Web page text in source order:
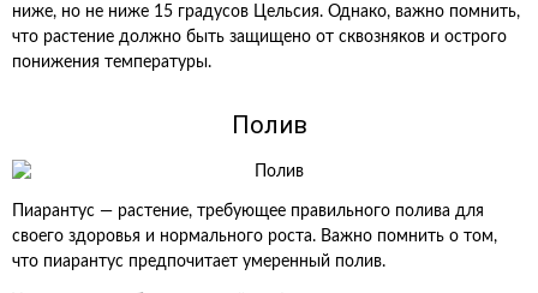
ниже, но не ниже 15 градусов Цельсия. Однако, важно помнить,
что растение должно быть защищено от сквозняков и острого
понижения температуры.
Полив
Пиарантус — растение, требующее правильного полива для
своего здоровья и нормального роста. Важно помнить о том,
что пиарантус предпочитает умеренный полив.